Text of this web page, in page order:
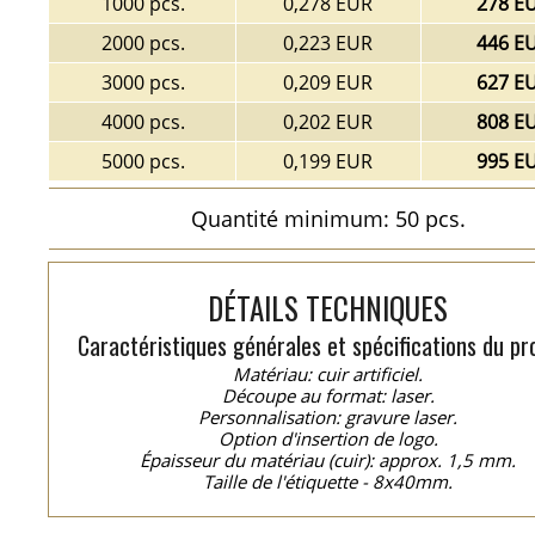
2000 pcs.
0,223 EUR
446
3000 pcs.
0,209 EUR
627
4000 pcs.
0,202 EUR
808
5000 pcs.
0,199 EUR 995
Quantité minimum: 50 pcs.
DÉTAILS TECHNIQUES
Caractéristiques générales et spécifications du
Matériau: cuir artificiel.
Découpe au format: laser.
Personnalisation: gravure laser.
Option d'insertion de logo.
Épaisseur du matériau (cuir): approx. 1,5 mm.
Taille de l'étiquette - 8x40mm.